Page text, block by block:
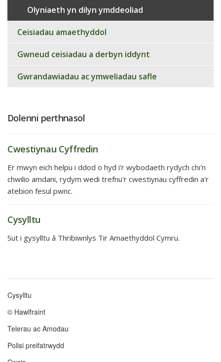
Olyniaeth yn dilyn ymddeoliad
Ceisiadau amaethyddol
Gwneud ceisiadau a derbyn iddynt
Gwrandawiadau ac ymweliadau safle
Dolenni perthnasol
Cwestiynau Cyffredin
Er mwyn eich helpu i ddod o hyd i'r wybodaeth rydych chi'n
chwilio amdani, rydym wedi trefnu'r cwestiynau cyffredin a'r
atebion fesul pwnc.
Cysylltu
Sut i gysylltu â Thribiwnlys Tir Amaethyddol Cymru.
Footer
Cysylltu
© Hawlfraint
Telerau ac Amodau
Polisi preifatrwydd